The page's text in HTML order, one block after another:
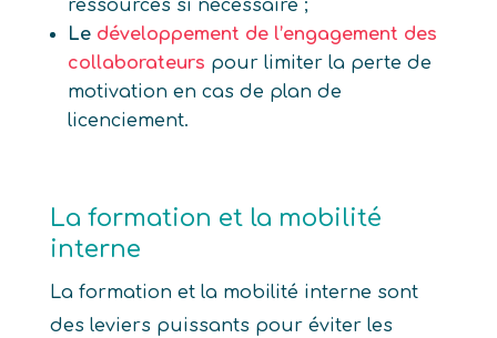
ressources si nécessaire ;
Le développement de l’engagement des
collaborateurs pour limiter la perte de
motivation en cas de plan de
licenciement.
La formation et la mobilité
interne
La formation et la mobilité interne sont
des leviers puissants pour éviter les